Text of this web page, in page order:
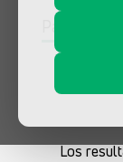
Los